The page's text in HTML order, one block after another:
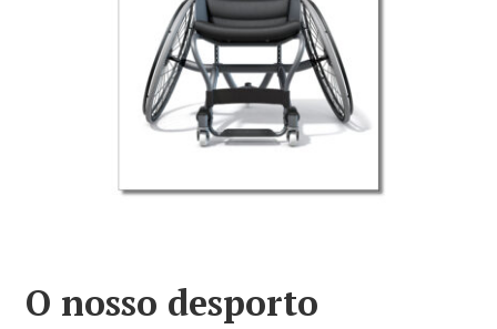
Política de privacidade
Termos e Condições
O nosso desporto